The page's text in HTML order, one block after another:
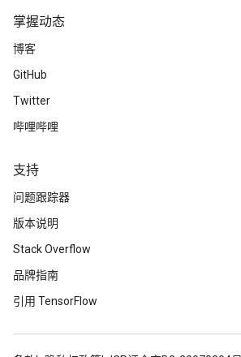
掌握动态
博客
GitHub
Twitter
哔哩哔哩
支持
问题跟踪器
版本说明
Stack Overflow
品牌指南
引用 TensorFlow